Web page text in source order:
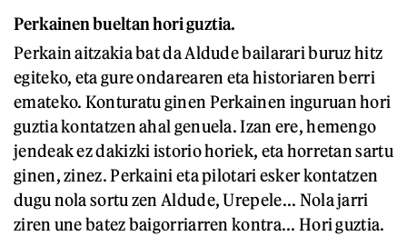
Perkainen bueltan hori guztia.
Perkain aitzakia bat da Aldude bailarari buruz hitz
egiteko, eta gure ondarearen eta historiaren berri
emateko. Konturatu ginen Perkainen inguruan hori
guztia kontatzen ahal genuela. Izan ere, hemengo
jendeak ez dakizki istorio horiek, eta horretan sartu
ginen, zinez. Perkaini eta pilotari esker kontatzen
dugu nola sortu zen Aldude, Urepele... Nola jarri
ziren une batez baigorriarren kontra... Hori guztia.